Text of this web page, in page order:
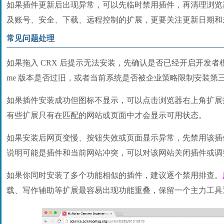
如果插件更新后出现异常，可以先临时禁用插件，再清理浏
及账号、安全、下载、远程控制的扩展，更要关注更新日期
常见问题处理
如果拖入 CRX 后提示无法安装，先确认是否已经开启开发者
me 版本是否过旧，或者当前系统是否被企业策略限制安装第
如果插件安装成功但图标不显示，可以点击浏览器右上角扩
有些扩展只有在匹配的网站或页面中才会显示可用状态。
如果安装后网页变慢、按钮失效或页面显示异常，先禁用该
说明可能是插件和当前网站冲突，可以对该网站关闭插件或
如果你同时安装了多个功能相似的插件，建议逐个禁用排查。
载、写作辅助等扩展最容易出现功能重叠，保留一个主力工